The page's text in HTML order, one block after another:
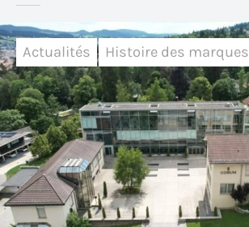
Actualités Histoire des marques